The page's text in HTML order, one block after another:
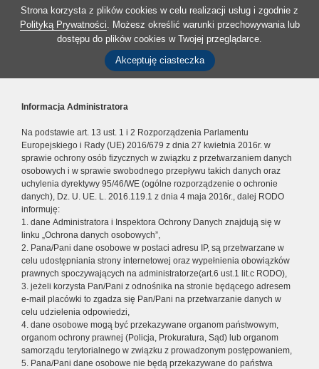
Strona korzysta z plików cookies w celu realizacji usług i zgodnie z
Polityką Prywatności. Możesz określić warunki przechowywania lub
dostępu do plików cookies w Twojej przeglądarce.
Akceptuję ciasteczka
Informacja Administratora
Na podstawie art. 13 ust. 1 i 2 Rozporządzenia Parlamentu
Europejskiego i Rady (UE) 2016/679 z dnia 27 kwietnia 2016r. w
sprawie ochrony osób fizycznych w związku z przetwarzaniem danych
osobowych i w sprawie swobodnego przepływu takich danych oraz
uchylenia dyrektywy 95/46/WE (ogólne rozporządzenie o ochronie
danych), Dz. U. UE. L. 2016.119.1 z dnia 4 maja 2016r., dalej RODO
informuję:
1. dane Administratora i Inspektora Ochrony Danych znajdują się w
linku „Ochrona danych osobowych”,
2. Pana/Pani dane osobowe w postaci adresu IP, są przetwarzane w
celu udostępniania strony internetowej oraz wypełnienia obowiązków
prawnych spoczywających na administratorze(art.6 ust.1 lit.c RODO),
3. jeżeli korzysta Pan/Pani z odnośnika na stronie będącego adresem
e-mail placówki to zgadza się Pan/Pani na przetwarzanie danych w
celu udzielenia odpowiedzi,
4. dane osobowe mogą być przekazywane organom państwowym,
organom ochrony prawnej (Policja, Prokuratura, Sąd) lub organom
samorządu terytorialnego w związku z prowadzonym postępowaniem,
5. Pana/Pani dane osobowe nie będą przekazywane do państwa